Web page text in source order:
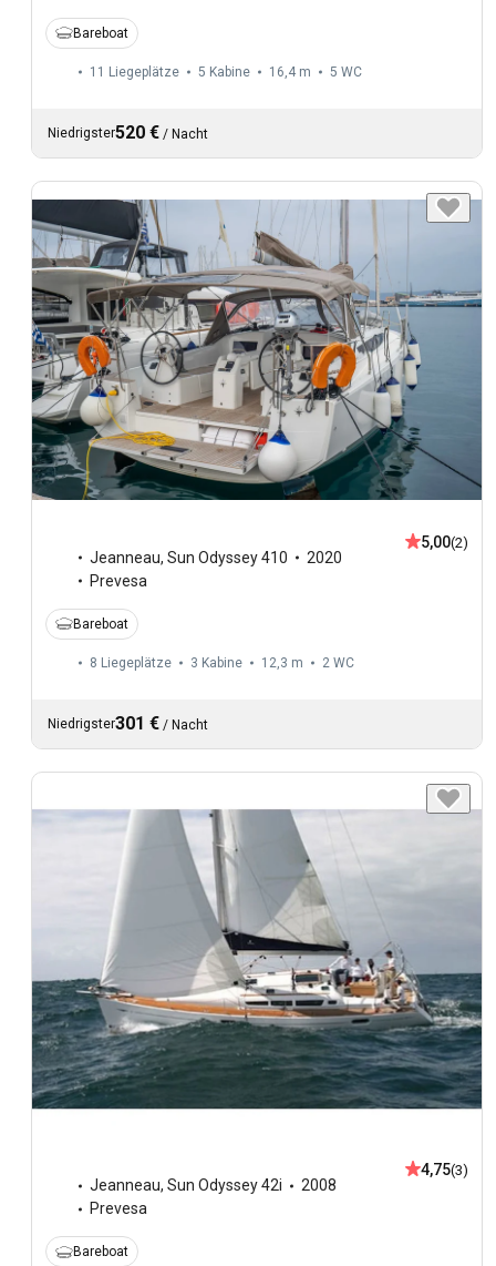
Bareboat
11 Liegeplätze 5 Kabine 16,4 m 5 WC
Niedrigster520 € / Nacht
Jeanneau, Sun Odyssey 410
2020
Prevesa
5,00(2)
Bareboat
8 Liegeplätze 3 Kabine 12,3 m 2 WC
Niedrigster301 € / Nacht
Jeanneau, Sun Odyssey 42i
2008
Prevesa
4,75(3)
Bareboat